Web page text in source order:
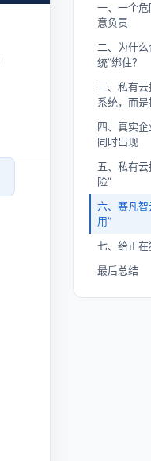
一、一个
意负责
二、为什
统”绑住？
三、私有
系统，而是
四、真实
同时出现
五、私有
险”
六、赛凡
用”
七、给正
最后总结